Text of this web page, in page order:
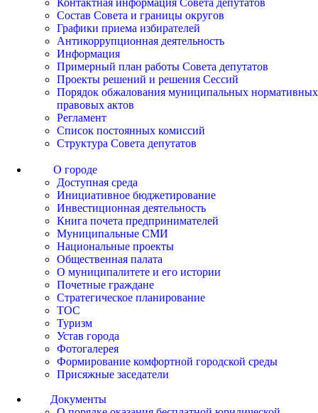
Контактная информация Совета депутатов
Состав Совета и границы округов
Графики приема избирателей
Антикоррупционная деятельность
Информация
Примерный план работы Совета депутатов
Проекты решений и решения Сессий
Порядок обжалования муниципальных нормативных
правовых актов
Регламент
Список постоянных комиссий
Структура Совета депутатов
О городе
Доступная среда
Инициативное бюджетирование
Инвестиционная деятельность
Книга почета предпринимателей
Муниципальные СМИ
Национальные проекты
Общественная палата
О муниципалитете и его истории
Почетные граждане
Стратегическое планирование
ТОС
Туризм
Устав города
Фотогалерея
Формирование комфортной городской среды
Присяжные заседатели
Документы